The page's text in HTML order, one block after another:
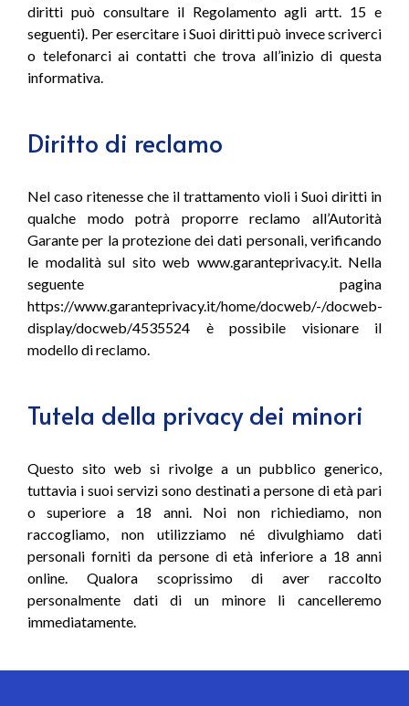
diritti può consultare il Regolamento agli artt. 15 e
seguenti). Per esercitare i Suoi diritti può invece scriverci
o telefonarci ai contatti che trova all’inizio di questa
informativa.
Diritto di reclamo
Nel caso ritenesse che il trattamento violi i Suoi diritti in
qualche modo potrà proporre reclamo all’Autorità
Garante per la protezione dei dati personali, verificando
le modalità sul sito web www.garanteprivacy.it. Nella
seguente pagina
https://www.garanteprivacy.it/home/docweb/-/docweb-
display/docweb/4535524 è possibile visionare il
modello di reclamo.
Tutela della privacy dei minori
Questo sito web si rivolge a un pubblico generico,
tuttavia i suoi servizi sono destinati a persone di età pari
o superiore a 18 anni. Noi non richiediamo, non
raccogliamo, non utilizziamo né divulghiamo dati
personali forniti da persone di età inferiore a 18 anni
online. Qualora scoprissimo di aver raccolto
personalmente dati di un minore li cancelleremo
immediatamente.